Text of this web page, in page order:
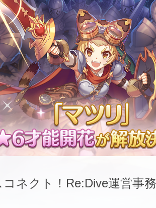
ネクト！Re:Dive運営事